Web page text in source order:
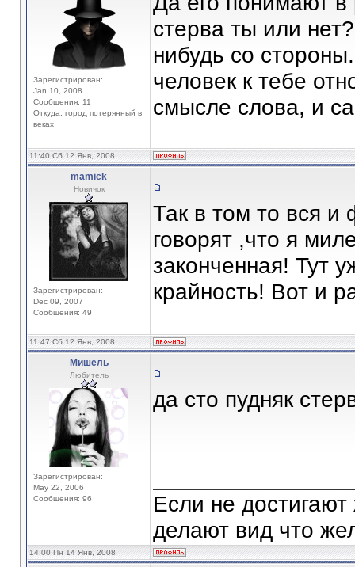
Зарегистрирован:
Jan 10, 2008
Сообщения: 11
Откуда: город потерянный в
веках
стерва ты или
нибудь со
человек к тебе
смысле слова, и
11:40 Сб 12 Янв, 2008
mamick
Новичок
Зарегистрирован:
Dec 09, 2007
Сообщения: 49
Так в том то вся
говорят ,что я
законченная! Тут
крайность! Вот и
11:47 Сб 12 Янв, 2008
Мишель
Любитель
Зарегистрирован:
May 22, 2006
Сообщения: 96
да сто пудняк
Если не
делают вид что
14:00 Пн 14 Янв, 2008